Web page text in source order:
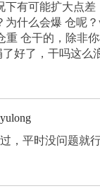
下有可能扩大点
为什么会爆 仓呢
重 仓干的，除非
好了，干吗这么
yulong
，平时没问题就行